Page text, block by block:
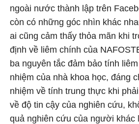
ngoài nước thành lập trên
còn có những góc nhìn khác
ai cũng cảm thấy thỏa mãn khi
định về liêm chính của
ba nguyên tắc đảm bảo tính
nhiệm của nhà khoa học, đáng
nhiệm về tính trung thực khi
về độ tin cậy của nghiên cứu,
quả nghiên cứu của người khác